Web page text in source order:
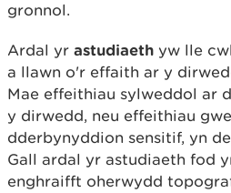
gronnol.
Ardal yr astudiaeth yw lle
a llawn o'r effaith ar y
Mae effeithiau sylweddol ar
y dirwedd, neu effeithiau
dderbynyddion sensitif, yn
Gall ardal yr astudiaeth fod
enghraifft oherwydd